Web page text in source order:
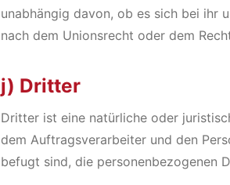
unabhängig davon, ob es sich bei ihr
nach dem Unionsrecht oder dem
j) Dritter
Dritter ist eine natürliche oder
dem Auftragsverarbeiter und den
befugt sind, die personenbezogenen